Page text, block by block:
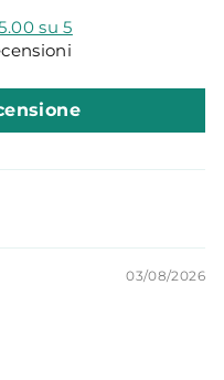
su 5
03/08/2026